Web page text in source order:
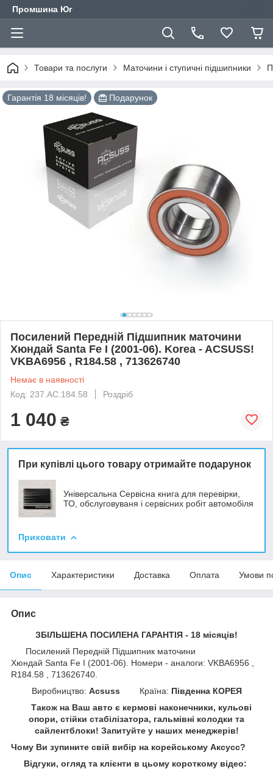
Промшина Юг
Товари та послуги Маточини і ступичні підшипники
Гарантія 18 місяців! Подарунок
Посилений Передній Підшипник маточини
Хюндай Santa Fe I (2001-06). Korea - ACSUSS!
VKBA6956 , R184.58 , 713626740
Немає в наявності
Код: 237.AC.184.58
Роздріб
1 040 ₴
При купівлі цього товару отримайте подарунок
Універсальна Сервісна книга для перевірки,
ТО, обслуговуваня і сервісних робіт автомобіля
Приховати
Опис Характеристики Доставка Оплата Умови
Опис
ЗБІЛЬШЕНА ПОСИЛЕНА ГАРАНТІЯ - 18 місяців!
Посилений Передній Підшипник маточини
Хюндай Santa Fe I (2001-06). Номери - аналоги: VKBA6956 ,
R184.58 , 713626740.
Виробництво: Acsuss Країна: Південна КОРЕЯ
Також на Ваш авто є кермові наконечники, кульові
опори, стійки стабілізатора, гальмівні колодки та
сайлентблоки! Запитуйте у наших менеджерів!
Чому Ви зупините свій вибір на корейському Аксусс?
Відгуки, огляд та клієнти в цьому короткому відео: